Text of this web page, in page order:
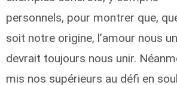
personnels, pour montrer que,
soit notre origine, l’amour nous
devrait toujours nous unir.
mis nos supérieurs au défi en